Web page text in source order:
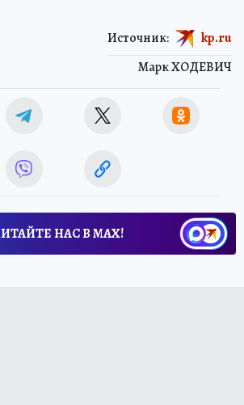
Марк ХОДЕВИЧ
Источник: kp.ru
НАС В МАХ!